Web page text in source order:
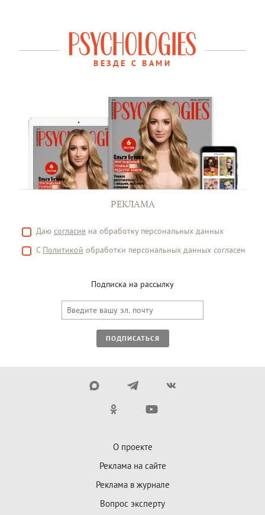
ВЕЗДЕ С ВАМИ
РЕКЛАМА
Даю согласие на обработку персональных данных
С Политикой обработки персональных данных согласен
Подписка на рассылку
ПОДПИСАТЬСЯ
О проекте
Реклама на сайте
Реклама в журнале
Вопрос эксперту